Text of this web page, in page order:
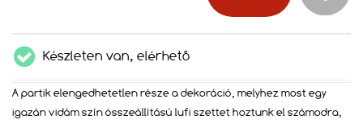
Készleten van, elérhető
A partik elengedhetetlen része a dekoráció, melyhez most egy
igazán vidám szín összeállítású lufi szettet hoztunk el számodra,